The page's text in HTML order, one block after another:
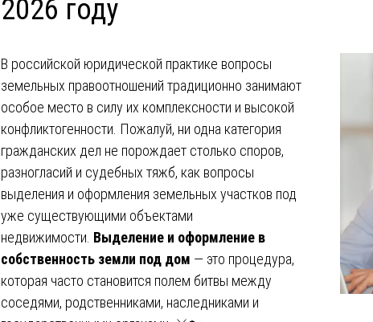
2026 году
В российской юридической практике вопросы
земельных правоотношений традиционно занимают
особое место в силу их комплексности и высокой
конфликтогенности. Пожалуй, ни одна категория
гражданских дел не порождает столько споров,
разногласий и судебных тяжб, как вопросы
выделения и оформления земельных участков под
уже существующими объектами
недвижимости. Выделение и оформление в
собственность земли под дом — это процедура,
которая часто становится полем битвы между
соседями, родственниками, наследниками и